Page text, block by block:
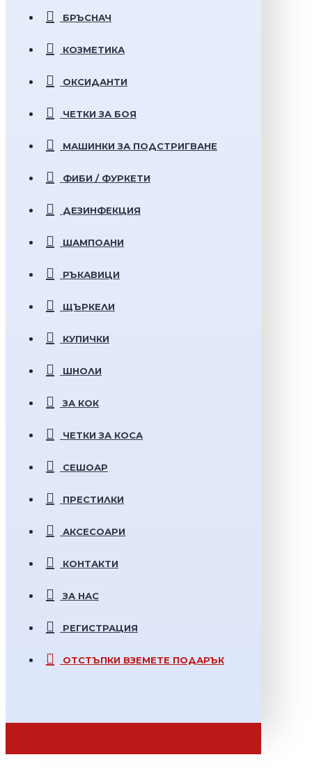
БРЪСНАЧ
КОЗМЕТИКА
ОКСИДАНТИ
ЧЕТКИ ЗА БОЯ
МАШИНКИ ЗА ПОДСТРИГВАНЕ
ФИБИ / ФУРКЕТИ
ДЕЗИНФЕКЦИЯ
ШАМПОАНИ
РЪКАВИЦИ
ЩЪРКЕЛИ
КУПИЧКИ
ШНОЛИ
ЗА КОК
ЧЕТКИ ЗА КОСА
СЕШОАР
ПРЕСТИЛКИ
АКСЕСОАРИ
КОНТАКТИ
ЗА НАС
РЕГИСТРАЦИЯ
ОТСТЪПКИ ВЗЕМЕТЕ ПОДАРЪК